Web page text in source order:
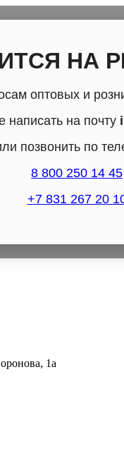
НА
оптовых и
написать на почту
позвонить по
8 800 250 14 45
+7 831 267 20
1а